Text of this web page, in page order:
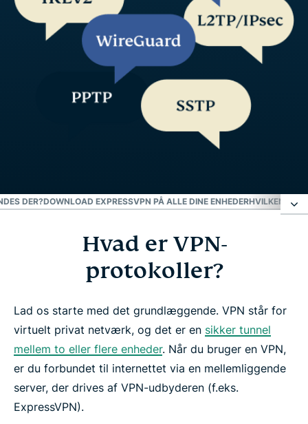
DER?DOWNLOAD EXPRESSVPN PÅ ALLE DINE ENHEDERHVILKEN
Hvad er VPN-protokoller?
Hvilke typer VPN-protokoller findes der?
Download ExpressVPN på alle dine enheder
Hvilken VPN-protokol er bedst?
Få mere at vide om at bruge en VPN
Hvad er VPN-
protokoller?
Lad os starte med det grundlæggende. VPN står for
virtuelt privat netværk, og det er en sikker tunnel
mellem to eller flere enheder. Når du bruger en VPN,
er du forbundet til internettet via en mellemliggende
server, der drives af VPN-udbyderen (f.eks.
ExpressVPN).